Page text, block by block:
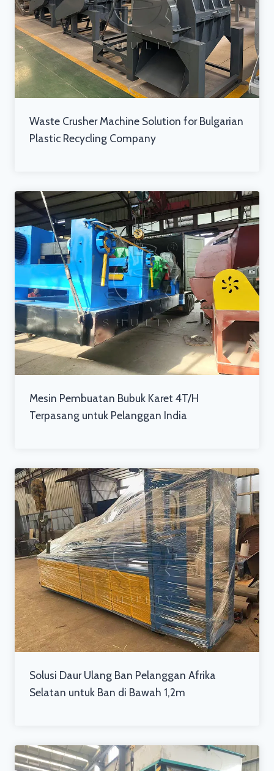
Waste Crusher Machine Solution for Bulgarian
Plastic Recycling Company
Mesin Pembuatan Bubuk Karet 4T/H
Terpasang untuk Pelanggan India
Solusi Daur Ulang Ban Pelanggan Afrika
Selatan untuk Ban di Bawah 1,2m